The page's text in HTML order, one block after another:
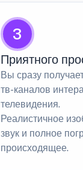
3
Приятного
Вы сразу
тв-каналов
телевидения.
Реалистичное
звук и полное
происходящее.